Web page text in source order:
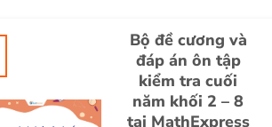
Bộ đề cương và
đáp án ôn tập
kiểm tra cuối
năm khối 2 – 8
tại MathExpress